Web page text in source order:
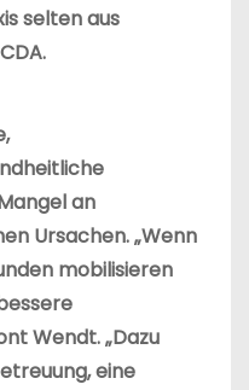
selten aus
an
Ursachen. „Wenn
mobilisieren
Wendt. „Dazu
eine